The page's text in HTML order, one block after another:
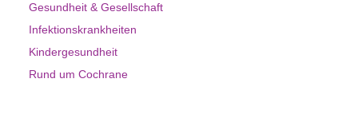
Gesundheit & Gesellschaft
Infektionskrankheiten
Kindergesundheit
Rund um Cochrane